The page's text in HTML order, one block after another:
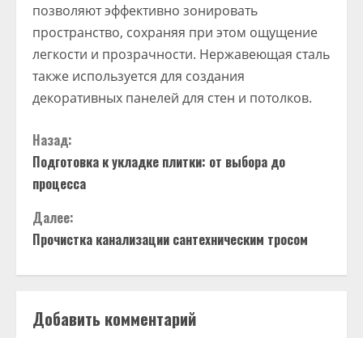
позволяют эффективно зонировать
пространство, сохраняя при этом ощущение
легкости и прозрачности. Нержавеющая сталь
также используется для создания
декоративных панелей для стен и потолков.
Назад:
Подготовка к укладке плитки: от выбора до
процесса
Далее:
Прочистка канализации сантехническим тросом
Добавить комментарий